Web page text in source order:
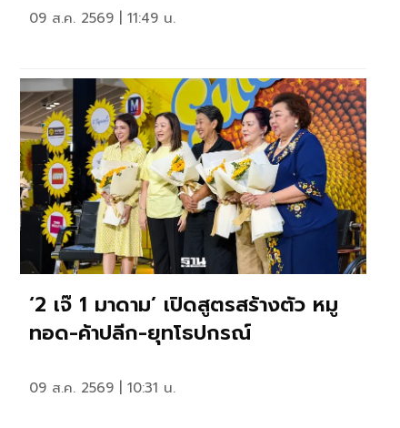
09 ส.ค. 2569 | 11:49 น.
‘2 เจ๊ 1 มาดาม’ เปิดสูตรสร้างตัว หมู
ทอด-ค้าปลีก-ยุทโธปกรณ์
09 ส.ค. 2569 | 10:31 น.